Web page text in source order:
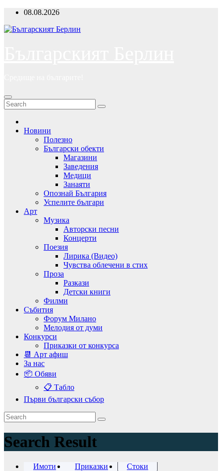
Skip
content
08.08.2026
Новини
Полезно
Български обекти
Магазини
Заведения
Медици
Занаяти
Опознай България
Успелите българи
Арт
Музика
Авторски песни
Концерти
Поезия
Лирика (Видео)
Чувства облечени в стих
Проза
Разкази
Детски книги
Филми
Събития
Форум Милано
Мелодия от думи
Конкурси
Приказки от конкурса
📆 Арт афиш
За нас
📦 Обяви
📋 Табло
Първи български събор
Search Result
Имоти Приказки Стоки